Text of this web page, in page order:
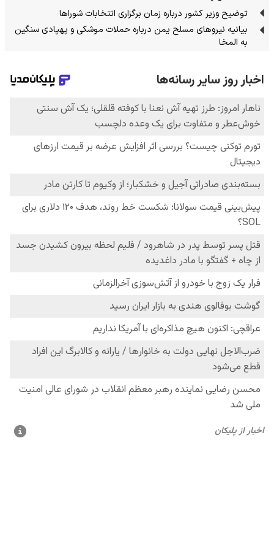
توضیح وزیر کشور درباره زمان برگزاری انتخابات شوراها
بیانیه نیروهای مسلح یمن درباره حملات موشکی و پهپادی سنگین
به المخا